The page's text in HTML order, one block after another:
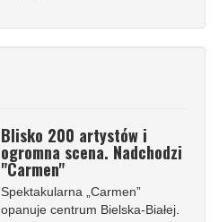
Blisko 200 artystów i
ogromna scena. Nadchodzi
"Carmen"
Spektakularna „Carmen”
opanuje centrum Bielska-Białej.